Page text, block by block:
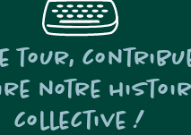
tour,
notre
collective !